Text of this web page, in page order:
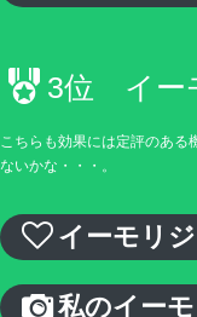
3位 イー
こちらも効果には定評のある
ないかな・・・。
イーモリ
私のイー